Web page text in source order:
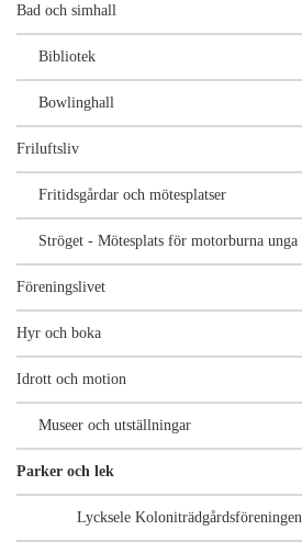
Bad och simhall
Bibliotek
Bowlinghall
Friluftsliv
Fritidsgårdar och mötesplatser
Ströget - Mötesplats för motorburna unga
Föreningslivet
Hyr och boka
Idrott och motion
Museer och utställningar
Parker och lek
Lycksele Koloniträdgårdsföreningen